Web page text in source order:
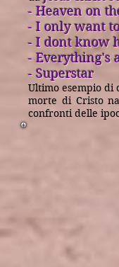
- Heaven on
- I only want
- I dont know
-
- Superstar
Ultimo esempio di
morte di Cristo
confronti delle